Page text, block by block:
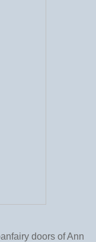
doors of Ann